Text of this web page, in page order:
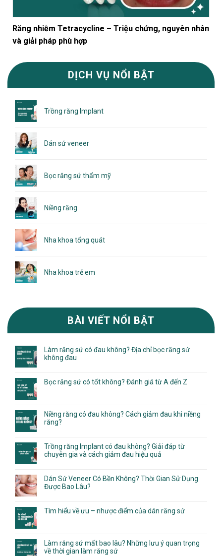
Răng nhiễm Tetracycline – Triệu chứng, nguyên nhân
và giải pháp phù hợp
DỊCH VỤ NỔI BẬT
Trồng răng Implant
Dán sứ veneer
Bọc răng sứ thẩm mỹ
Niềng răng
Nha khoa tổng quát
Nha khoa trẻ em
BÀI VIẾT NỔI BẬT
Làm răng sứ có đau không? Địa chỉ bọc răng sứ
không đau
Bọc răng sứ có tốt không? Đánh giá từ A đến Z
Niềng răng có đau không? Cách giảm đau khi niềng
răng?
Trồng răng Implant có đau không? Giải đáp từ
chuyên gia và cách giảm đau hiệu quả
Dán Sứ Veneer Có Bền Không? Thời Gian Sử Dụng
Được Bao Lâu?
Tìm hiểu về ưu – nhược điểm của dán răng sứ
Làm răng sứ mất bao lâu? Những lưu ý quan trọng
về thời gian làm răng sứ